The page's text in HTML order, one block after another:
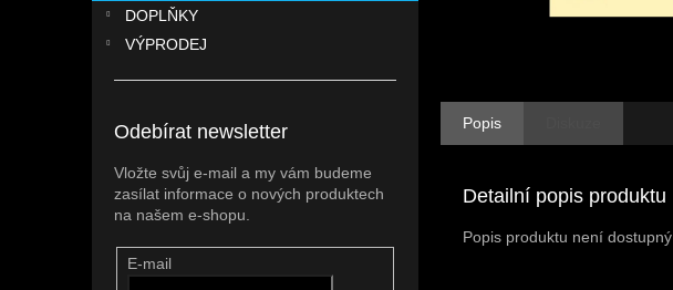
DOPLŇKY
VÝPRODEJ
Odebírat newsletter
Vložte svůj e-mail a my vám budeme
zasílat informace o nových produktech
na našem e-shopu.
E-mail
Popis
Detailní popis produktu
Popis produktu není dostupný